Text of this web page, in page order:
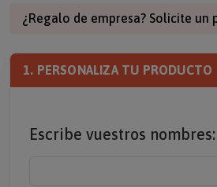
¿Regalo de empresa? Solicite un
1. PERSONALIZA TU PRODUCTO
Escribe vuestros nombres: